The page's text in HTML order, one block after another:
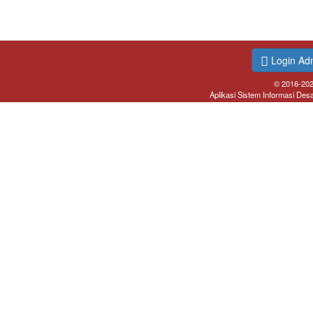
Login
© 2016-
Aplikasi Sistem Informasi